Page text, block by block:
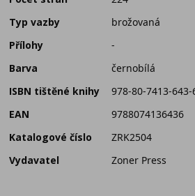
Typ vazby
brožovaná
Přílohy
-
Barva
černobílá
ISBN tištěné knihy
978-80-7413-643-
EAN
9788074136436
Katalogové číslo
ZRK2504
Vydavatel
Zoner Press